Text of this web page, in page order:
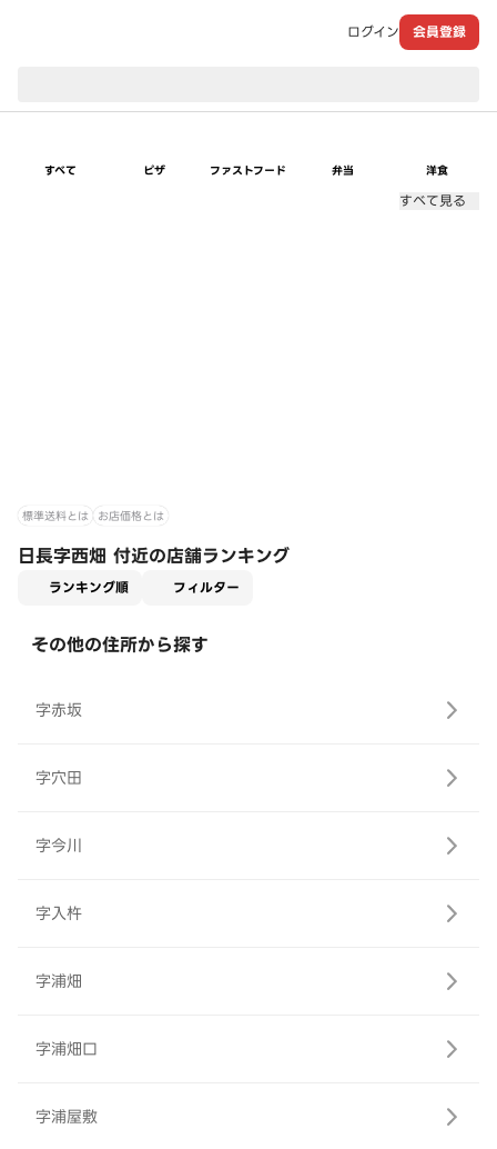
ログイン 会員登録
すべて ピザ ファストフード 弁当 洋食
すべて見る
標準送料とは お店価格とは
日長字西畑 付近の店舗ランキング
ランキング順 フィルター
その他の住所から探す
字赤坂
字穴田
字今川
字入杵
字浦畑
字浦畑口
字浦屋敷